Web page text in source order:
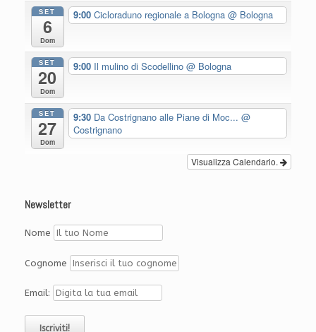
SET
6
Dom
9:00 Cicloraduno regionale a Bologna @ Bologna
SET
20
Dom
9:00 Il mulino di Scodellino @ Bologna
SET
27
Dom
9:30 Da Costrignano alle Piane di Moc... @
Costrignano
Visualizza Calendario.
Newsletter
Nome
Cognome
Email: